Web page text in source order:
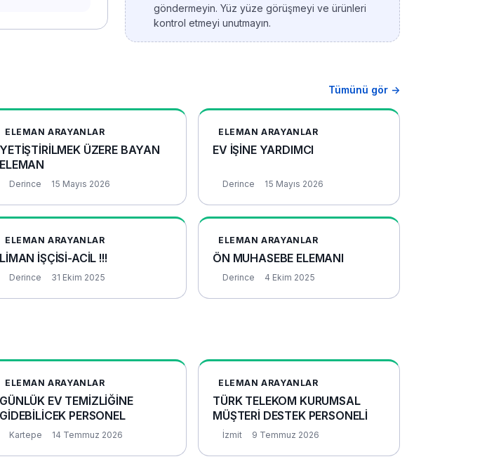
göndermeyin. Yüz yüze görüşmeyi ve ürünleri
kontrol etmeyi unutmayın.
Tümünü gör →
ELEMAN ARAYANLAR
YETİŞTİRİLMEK ÜZERE BAYAN
ELEMAN
Derince 15 Mayıs 2026
ELEMAN ARAYANLAR
EV İŞİNE YARDIMCI
Derince 15 Mayıs 2026
ELEMAN ARAYANLAR
LİMAN İŞÇİSİ-ACİL !!!
Derince 31 Ekim 2025
ELEMAN ARAYANLAR
ÖN MUHASEBE ELEMANI
Derince 4 Ekim 2025
ELEMAN ARAYANLAR
GÜNLÜK EV TEMİZLİĞİNE
GİDEBİLİCEK PERSONEL
Kartepe 14 Temmuz 2026
ELEMAN ARAYANLAR
TÜRK TELEKOM KURUMSAL
MÜŞTERİ DESTEK PERSONELİ
İzmit 9 Temmuz 2026